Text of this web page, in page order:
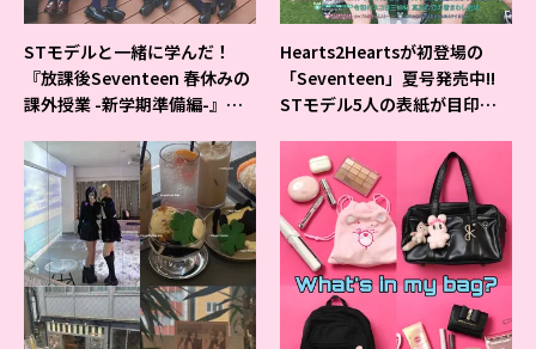
STモデルと一緒に学んだ！
『放課後Seventeen 春休みの
課外授業 -新学期準備編-』イ
Hearts2Heartsが初登場の
「Seventeen」夏号発売中!!
STモデル5人の表紙が目印だ